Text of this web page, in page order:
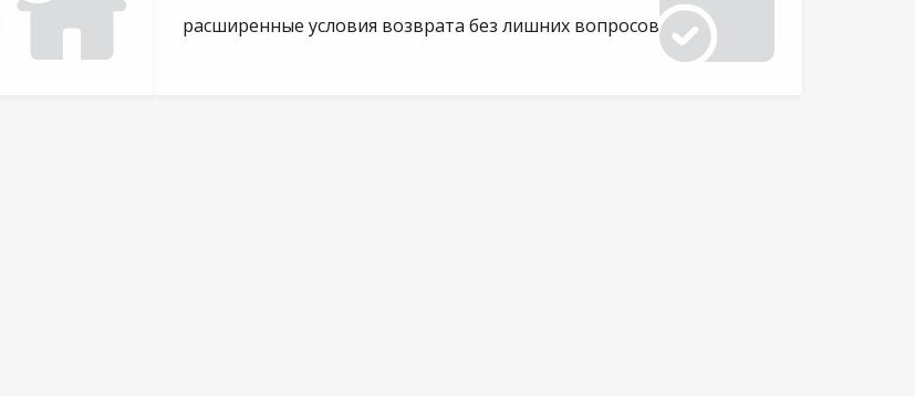
расширенные условия возврата без лишних вопросов